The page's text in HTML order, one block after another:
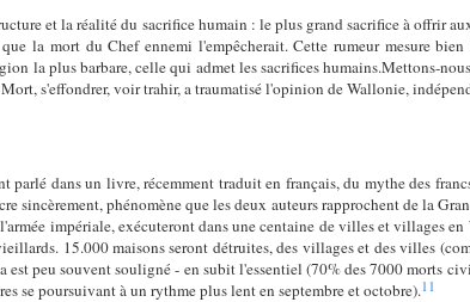
et la réalité du sacrifice humain : le plus grand sacrifice à offrir
la mort du Chef ennemi l'empêcherait. Cette rumeur mesure
la plus barbare, celle qui admet les sacrifices humains.Mettons-
s'effondrer, voir trahir, a traumatisé l'opinion de Wallonie,
parlé dans un livre, récemment traduit en français, du mythe des
sincèrement, phénomène que les deux auteurs rapprochent de la
impériale, exécuteront dans une centaine de villes et villages
15.000 maisons seront détruites, des villages et des villes
est peu souvent souligné - en subit l'essentiel (70% des 7000 morts
se poursuivant à un rythme plus lent en septembre et octobre).11